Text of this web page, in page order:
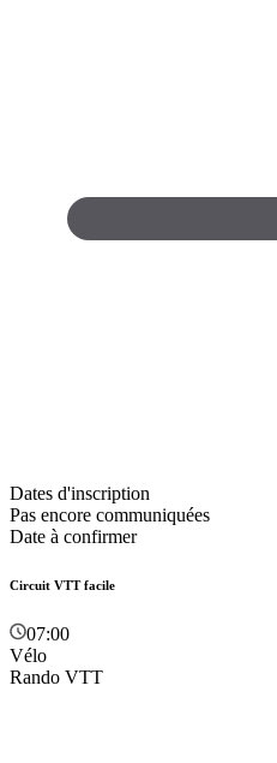
Dates d'inscription
Pas encore communiquées
Date à confirmer
Circuit VTT facile
07:00
Vélo
Rando VTT